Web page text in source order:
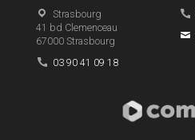
Strasbourg
41 bd Clemenceau
67000 Strasbourg
03 90 41 09 18